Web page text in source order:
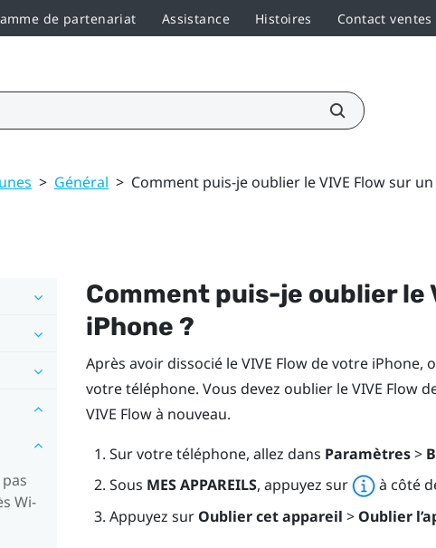
de partenariat Assistance Histoires Contact ventes
> Général > Comment puis-je oublier le VIVE Flow sur un
Wi‍-
Comment puis-je oublier le
iPhone ?
Après avoir dissocié leVIVE Flowde votre iPhone,
votre téléphone. Vous devez oublier leVIVE Flow
VIVE Flowà nouveau.
Sur votre téléphone, allez dans Paramètres>
Sous MES APPAREILS, appuyez sur à côté
Appuyez sur Oublier cet appareil > Oublier